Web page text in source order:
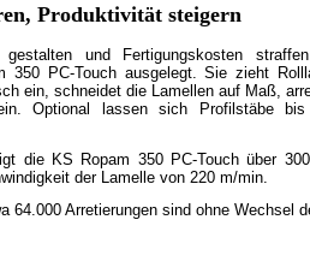
Produktivität steigern
gestalten und Fertigungskosten
350 PC-Touch ausgelegt. Sie zieht
ein, schneidet die Lamellen auf Maß,
Optional lassen sich Profilstäbe
die KS Ropam 350 PC-Touch über
der Lamelle von 220 m/min.
64.000 Arretierungen sind ohne Wechsel